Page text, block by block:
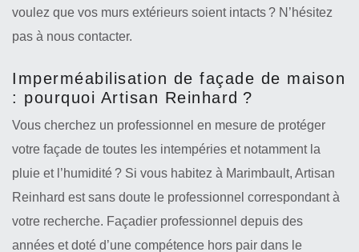
voulez que vos murs extérieurs soient intacts ? N’hésitez
pas à nous contacter.
Imperméabilisation de façade de maison
: pourquoi Artisan Reinhard ?
Vous cherchez un professionnel en mesure de protéger
votre façade de toutes les intempéries et notamment la
pluie et l’humidité ? Si vous habitez à Marimbault, Artisan
Reinhard est sans doute le professionnel correspondant à
votre recherche. Façadier professionnel depuis des
années et doté d’une compétence hors pair dans le